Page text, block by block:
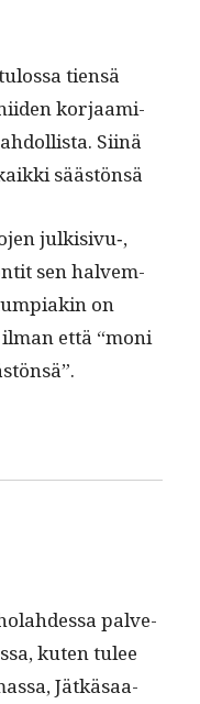
tien­sä
kor­jaami­
Siinä
säästönsä
julkisivu‑,
sen halvem­
on
että “moni
palve­
kuten tulee
Jätkäsaa­